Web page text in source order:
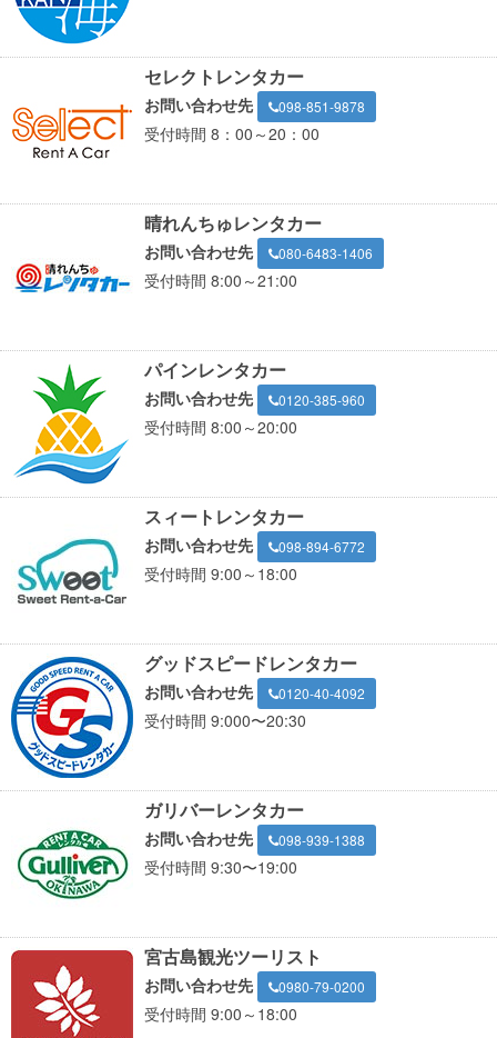
セレクトレンタカー
お問い合わせ先 098-851-9878
受付時間 8：00～20：00
晴れんちゅレンタカー
お問い合わせ先 080-6483-1406
受付時間 8:00～21:00
パインレンタカー
お問い合わせ先 0120-385-960
受付時間 8:00～20:00
スィートレンタカー
お問い合わせ先 098-894-6772
受付時間 9:00～18:00
グッドスピードレンタカー
お問い合わせ先 0120-40-4092
受付時間 9:000〜20:30
ガリバーレンタカー
お問い合わせ先 098-939-1388
受付時間 9:30〜19:00
宮古島観光ツーリスト
お問い合わせ先 0980-79-0200
受付時間 9:00～18:00